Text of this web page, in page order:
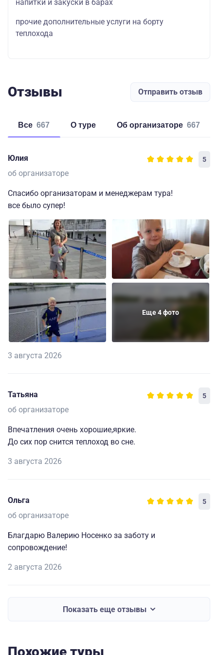
напитки и закуски в барах
прочие дополнительные услуги на борту
теплохода
Отзывы Отправить отзыв
Все 667 о туре об организаторе 667
Юлия 5
об организаторе
Спасибо организаторам и менеджерам тура!
все было супер!
Еще 4 фото
3 августа 2026
Татьяна 5
об организаторе
Впечатления очень хорошие,яркие.
До сих пор снится теплоход во сне.
3 августа 2026
Ольга 5
об организаторе
Благдарю Валерию Носенко за заботу и
сопровождение!
2 августа 2026
Показать еще отзывы